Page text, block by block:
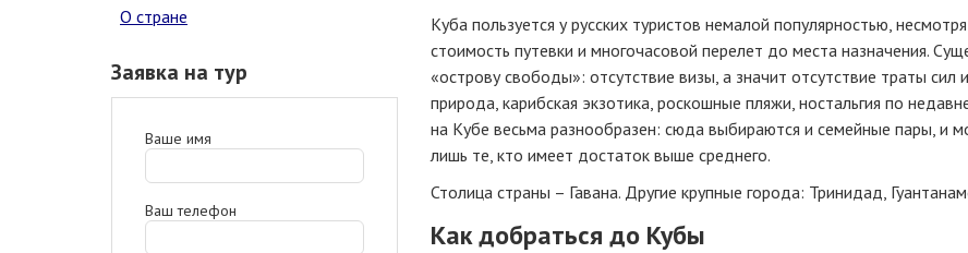
О стране
Заявка на тур
Ваше имя
Ваш телефон
Куба пользуется у русских туристов немалой популярностью,
стоимость путевки и многочасовой перелет до места назначения.
«острову свободы»: отсутствие визы, а значит отсутствие траты
природа, карибская экзотика, роскошные пляжи, ностальгия по
на Кубе весьма разнообразен: сюда выбираются и семейные пары, и
лишь те, кто имеет достаток выше среднего.
Столица страны – Гавана. Другие крупные города: Тринидад,
Как добраться до Кубы